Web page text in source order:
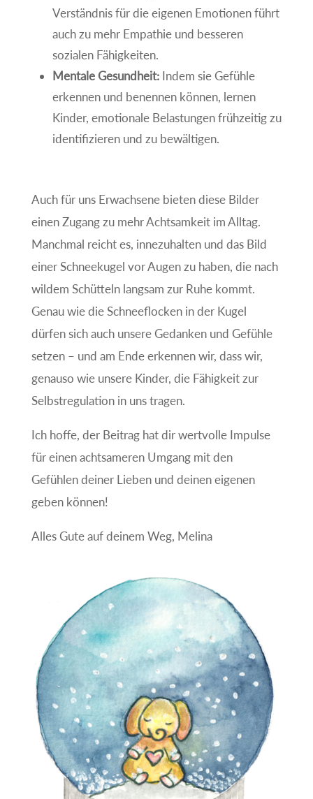
Verständnis für die eigenen Emotionen führt
auch zu mehr Empathie und besseren
sozialen Fähigkeiten.
Mentale Gesundheit:Indem sie Gefühle
erkennen und benennen können, lernen
Kinder, emotionale Belastungen frühzeitig zu
identifizieren und zu bewältigen.
Auch für uns Erwachsene bieten diese Bilder
einen Zugang zu mehr Achtsamkeit im Alltag.
Manchmal reicht es, innezuhalten und das Bild
einer Schneekugel vor Augen zu haben, die nach
wildem Schütteln langsam zur Ruhe kommt.
Genau wie die Schneeflocken in der Kugel
dürfen sich auch unsere Gedanken und Gefühle
setzen – und am Ende erkennen wir, dass wir,
genauso wie unsere Kinder, die Fähigkeit zur
Selbstregulation in uns tragen.
Ich hoffe, der Beitrag hat dir wertvolle Impulse
für einen achtsameren Umgang mit den
Gefühlen deiner Lieben und deinen eigenen
geben können!
Alles Gute auf deinem Weg, Melina